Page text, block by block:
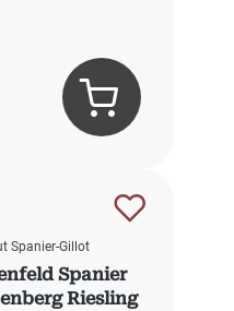
Spanier-Gillot
Spanier
Riesling